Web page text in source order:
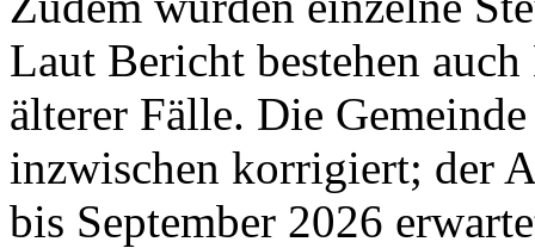
Laut Bericht bestehen
älterer Fälle. Die
inzwischen korrigiert; der
bis September 2026